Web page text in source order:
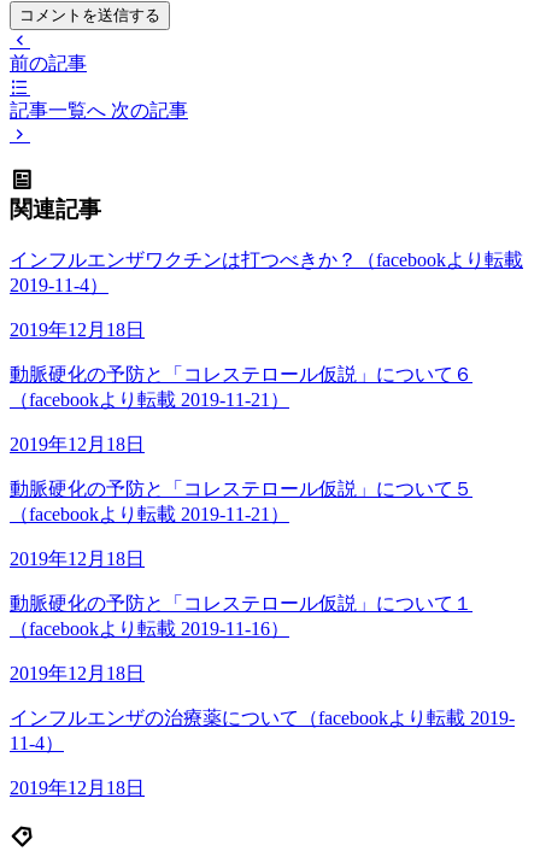
コメントを送信する
前の記事
記事一覧へ 次の記事
関連記事
インフルエンザワクチンは打つべきか？（facebookより転載
2019-11-4）
2019年12月18日
動脈硬化の予防と「コレステロール仮説」について６
（facebookより転載 2019-11-21）
2019年12月18日
動脈硬化の予防と「コレステロール仮説」について５
（facebookより転載 2019-11-21）
2019年12月18日
動脈硬化の予防と「コレステロール仮説」について１
（facebookより転載 2019-11-16）
2019年12月18日
インフルエンザの治療薬について（facebookより転載 2019-
11-4）
2019年12月18日